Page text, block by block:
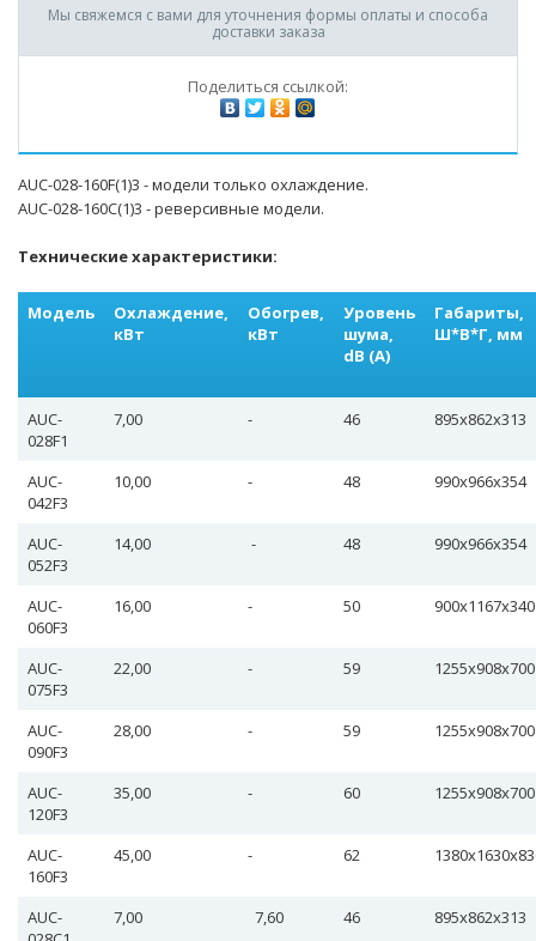
Мы свяжемся с вами для уточнения формы оплаты и способа
доставки заказа
Поделиться ссылкой:
AUC-028-160F(1)3 - модели только охлаждение.
AUC-028-160С(1)3 - реверсивные модели.
Технические характеристики:
Модель
Охлаждение,
кВт
Обогрев,
кВт
Уровень
шума,
dB (A)
Габариты,
Ш*В*Г, мм
AUC-
028F1
7,00 - 46 895х862х313
AUC-
042F3
10,00 - 48 990х966х354
AUC-
052F3
14,00 - 48 990х966х354
AUC-
060F3
16,00 - 50 900х1167х340
AUC-
075F3
22,00 - 59 1255х908х700
AUC-
090F3
28,00 - 59 1255х908х700
AUC-
120F3
35,00 - 60 1255х908х700
AUC-
160F3
45,00 - 62
AUC-
7,00 7,60 46 895х862х313